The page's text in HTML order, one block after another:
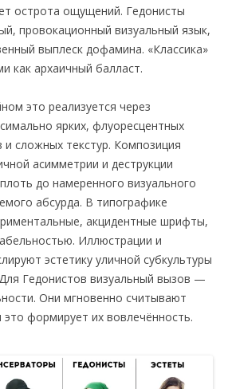
острота ощущений. Гедонисты
провокационный визуальный язык,
выплеск дофамина. «Классика»
как архаичный балласт.
это реализуется через
ярких, флуоресцентных
и сложных текстур. Композиция
асимметрии и деструкции
до намеренного визуального
абсурда. В типографике
акцидентные шрифты,
Иллюстрации и
эстетику уличной субкультуры
Гедонистов визуальный вызов —
Они мгновенно считывают
формирует их вовлечённость.